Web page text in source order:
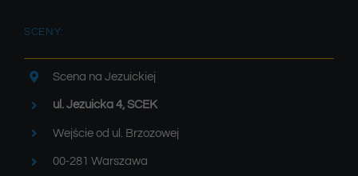
SCENY:
Scena na Jezuickiej
ul. Jezuicka 4, SCEK
Wejście od ul. Brzozowej
00-281 Warszawa